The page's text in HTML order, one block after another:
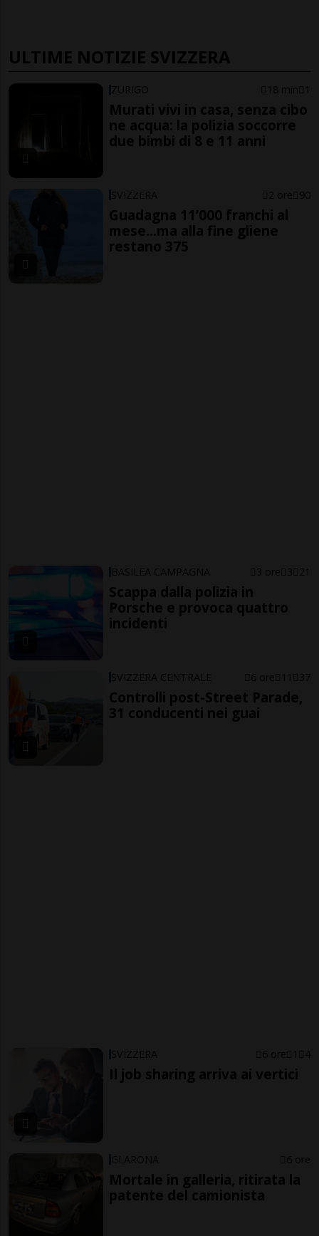
ULTIME NOTIZIE SVIZZERA
ZURIGO 18 min 1
Murati vivi in casa, senza cibo
ne acqua: la polizia soccorre
due bimbi di 8 e 11 anni
SVIZZERA 2 ore 90
Guadagna 11’000 franchi al
mese...ma alla fine gliene
restano 375
BASILEA CAMPAGNA 3 ore 3 21
Scappa dalla polizia in
Porsche e provoca quattro
incidenti
SVIZZERA CENTRALE 6 ore 11 37
Controlli post-Street Parade,
31 conducenti nei guai
SVIZZERA 6 ore 1 4
Il job sharing arriva ai vertici
GLARONA 6 ore
Mortale in galleria, ritirata la
patente del camionista